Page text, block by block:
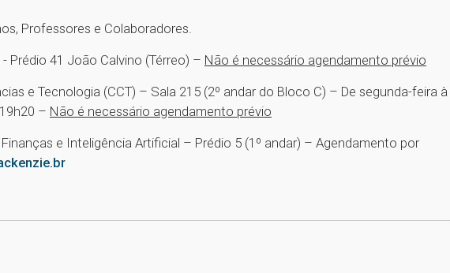
Professores e Colaboradores.
- Prédio 41 João Calvino (Térreo) – Não é necessário agendamento prévio
e Tecnologia (CCT) – Sala 215 (2º andar do Bloco C) – De segunda-feira à
– Não é necessário agendamento prévio
e Inteligência Artificial – Prédio 5 (1º andar) – Agendamento por